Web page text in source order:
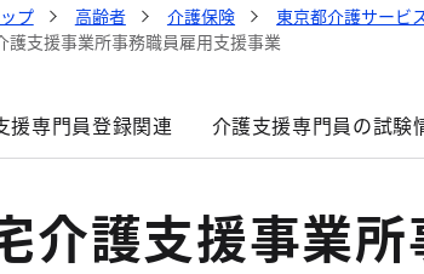
プ 高齢者 介護保険 東京都介護サービ
護支援事業所事務職員雇用支援事業
援専門員登録関連 介護支援専門員の試験
介護支援事業